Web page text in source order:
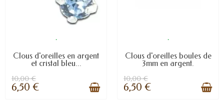
.
Clous d'oreilles en argent
et cristal bleu...
10,00 €
6,50 €
.
Clous d'oreilles boules de
3mm en argent.
10,00 €
6,50 €